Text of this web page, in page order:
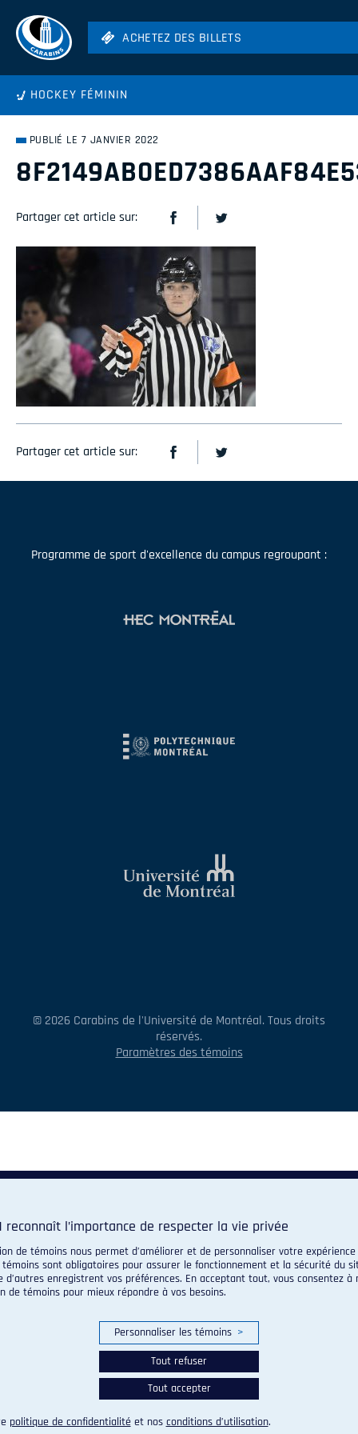
ACHETEZ DES BILLETS
Hockey
ACHETEZ DES BILLETS
HOCKEY FÉMININ
PUBLIÉ LE 7 JANVIER 2022
Partager cet article sur:
Partager cet article sur:
Programme de sport d'excellence du campus regroupant :
© 2026 Carabins de l'Université de Montréal. Tous droits
réservés.
Paramètres des témoins
reconnaît l’importance de respecter la vie privée
de témoins nous permet d’améliorer et de personnaliser votre expérience
sont obligatoires pour assurer le fonctionnement et la sécurité du
d’autres enregistrent vos préférences. En acceptant tout, vous consentez à
de témoins pour mieux répondre à vos besoins.
Personnaliser les témoins >
Tout refuser
Tout accepter
politique de confidentialitéet nos conditions d’utilisation.